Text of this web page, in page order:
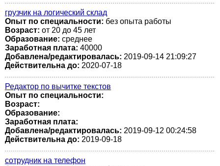
грузчик на логический склад
Опыт по специальности: без опыта работы
Возраст: от 20 до 45 лет
Образование: среднее
Заработная плата: 40000
Добавлена/редактировалась: 2019-09-14 21:09:27
Действительна до: 2020-07-18
Редактор по вычитке текстов
Опыт по специальности:
Возраст:
Образование:
Заработная плата:
Добавлена/редактировалась: 2019-09-12 00:24:58
Действительна до: 2019-09-18
сотрудник на телефон